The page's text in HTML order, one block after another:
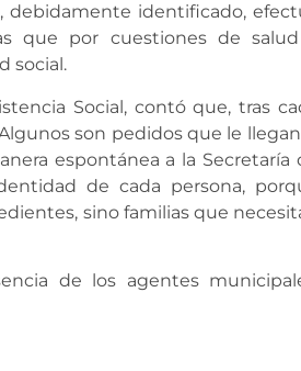
debidamente identificado,
que por cuestiones de
social.
Social, contó que, tras
son pedidos que le
espontánea a la Secretaría
de cada persona,
sino familias que
de los agentes